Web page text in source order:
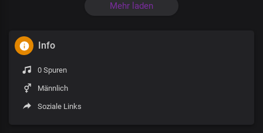
Mehr laden
Info
0 Spuren
Männlich
Soziale Links